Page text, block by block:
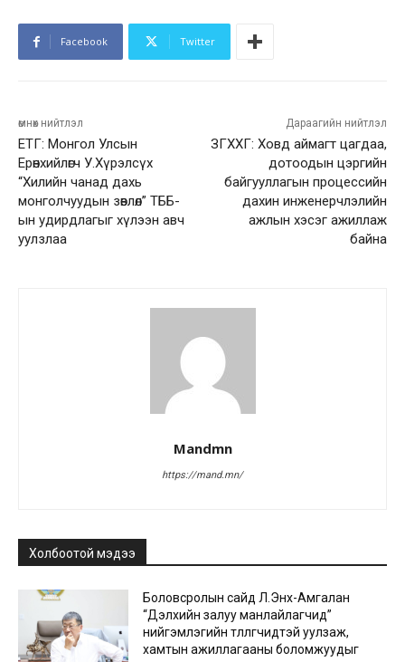
Facebook Twitter
өмнөх нийтлэл
ЕТГ: Монгол Улсын
Ерөнхийлөгч У.Хүрэлсүх
“Хилийн чанад дахь
монголчуудын зөвлөл” ТББ-
ын удирдлагыг хүлээн авч
уулзлаа
Дараагийн нийтлэл
ЗГХХГ: Ховд аймагт цагдаа,
дотоодын цэргийн
байгууллагын процессийн
дахин инженерчлэлийн
ажлын хэсэг ажиллаж
байна
Mandmn
https://mand.mn/
Холбоотой мэдээ
Боловсролын сайд Л.Энх-Амгалан
“Дэлхийн залуу манлайлагчид”
нийгэмлэгийн төлөөлөгчидтэй уулзаж,
хамтын ажиллагааны боломжуудыг